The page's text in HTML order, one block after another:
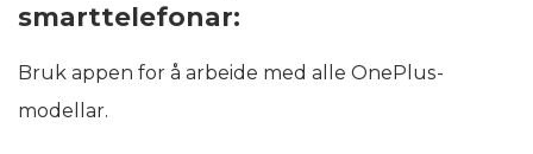
smarttelefonar:
Bruk appen for å arbeide med alle OnePlus-
modellar.